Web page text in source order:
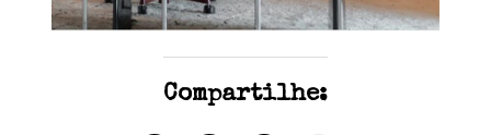
Compartilhe: